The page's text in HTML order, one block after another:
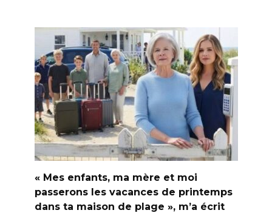
« Mes enfants, ma mère et moi
passerons les vacances de printemps
dans ta maison de plage », m’a écrit